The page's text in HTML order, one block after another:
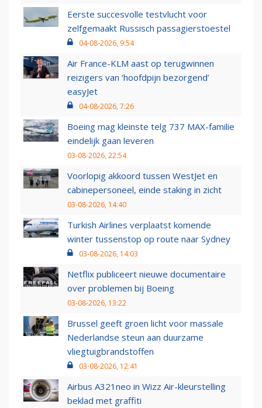
Eerste succesvolle testvlucht voor
zelfgemaakt Russisch passagierstoestel
04-08-2026, 9:54
Air France-KLM aast op terugwinnen
reizigers van ‘hoofdpijn bezorgend’
easyJet
04-08-2026, 7:26
Boeing mag kleinste telg 737 MAX-familie
eindelijk gaan leveren
03-08-2026, 22:54
Voorlopig akkoord tussen WestJet en
cabinepersoneel, einde staking in zicht
03-08-2026, 14:40
Turkish Airlines verplaatst komende
winter tussenstop op route naar Sydney
03-08-2026, 14:03
Netflix publiceert nieuwe documentaire
over problemen bij Boeing
03-08-2026, 13:22
Brussel geeft groen licht voor massale
Nederlandse steun aan duurzame
vliegtuigbrandstoffen
03-08-2026, 12:41
Airbus A321neo in Wizz Air-kleurstelling
beklad met graffiti